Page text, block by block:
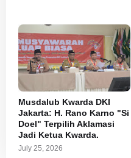
Musdalub Kwarda DKI
Jakarta: H. Rano Karno "Si
Doel" Terpilih Aklamasi
Jadi Ketua Kwarda.
July 25, 2026